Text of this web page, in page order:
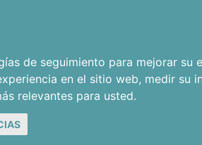
de seguimiento para mejorar su
en el sitio web, medir su
relevantes para usted.